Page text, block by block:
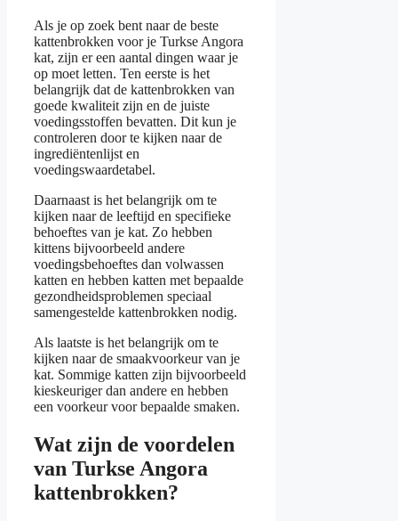
Als je op zoek bent naar de beste
kattenbrokken voor je Turkse Angora
kat, zijn er een aantal dingen waar je
op moet letten. Ten eerste is het
belangrijk dat de kattenbrokken van
goede kwaliteit zijn en de juiste
voedingsstoffen bevatten. Dit kun je
controleren door te kijken naar de
ingrediëntenlijst en
voedingswaardetabel.
Daarnaast is het belangrijk om te
kijken naar de leeftijd en specifieke
behoeftes van je kat. Zo hebben
kittens bijvoorbeeld andere
voedingsbehoeftes dan volwassen
katten en hebben katten met bepaalde
gezondheidsproblemen speciaal
samengestelde kattenbrokken nodig.
Als laatste is het belangrijk om te
kijken naar de smaakvoorkeur van je
kat. Sommige katten zijn bijvoorbeeld
kieskeuriger dan andere en hebben
een voorkeur voor bepaalde smaken.
Wat zijn de voordelen
van Turkse Angora
kattenbrokken?